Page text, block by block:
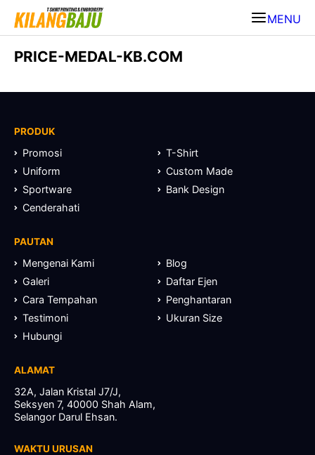
MENU
PRICE-MEDAL-KB.COM
PRODUK
Promosi
T-Shirt
Uniform
Custom Made
Sportware
Bank Design
Cenderahati
PAUTAN
Mengenai Kami
Blog
Galeri
Daftar Ejen
Cara Tempahan
Penghantaran
Testimoni
Ukuran Size
Hubungi
ALAMAT
32A, Jalan Kristal J7/J,
Seksyen 7, 40000 Shah Alam,
Selangor Darul Ehsan.
WAKTU URUSAN